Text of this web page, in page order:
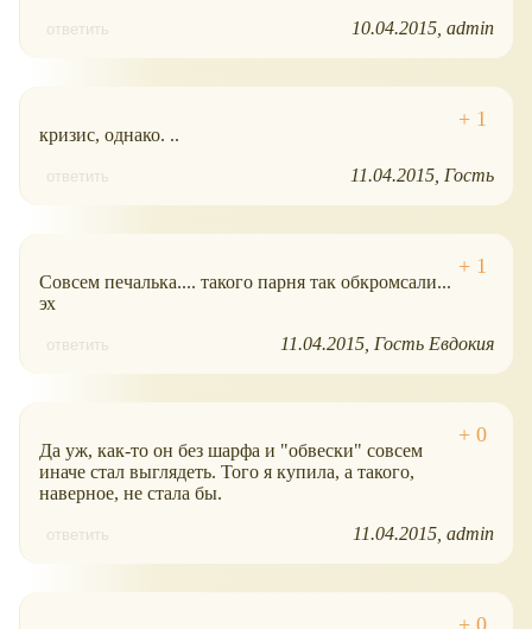
ответить 10.04.2015 admin
кризис, однако. ..
ответить 11.04.2015 Гость
Совсем печалька.... такого парня так обкромсали...
эх
ответить 11.04.2015 Гость Евдокия
Да уж, как-то он без шарфа и "обвески" совсем
иначе стал выглядеть. Того я купила, а такого,
наверное, не стала бы.
ответить 11.04.2015 admin